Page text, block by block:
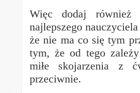
Więc dodaj
najlepszego
że nie ma co się tym
tym, że od tego
miłe skojarzenia z
przeciwnie.